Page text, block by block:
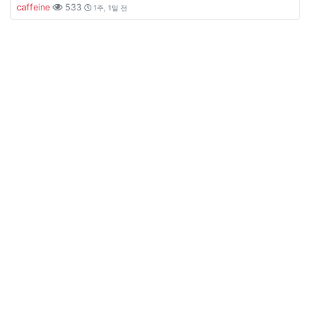
caffeine
533 1주, 1일 전